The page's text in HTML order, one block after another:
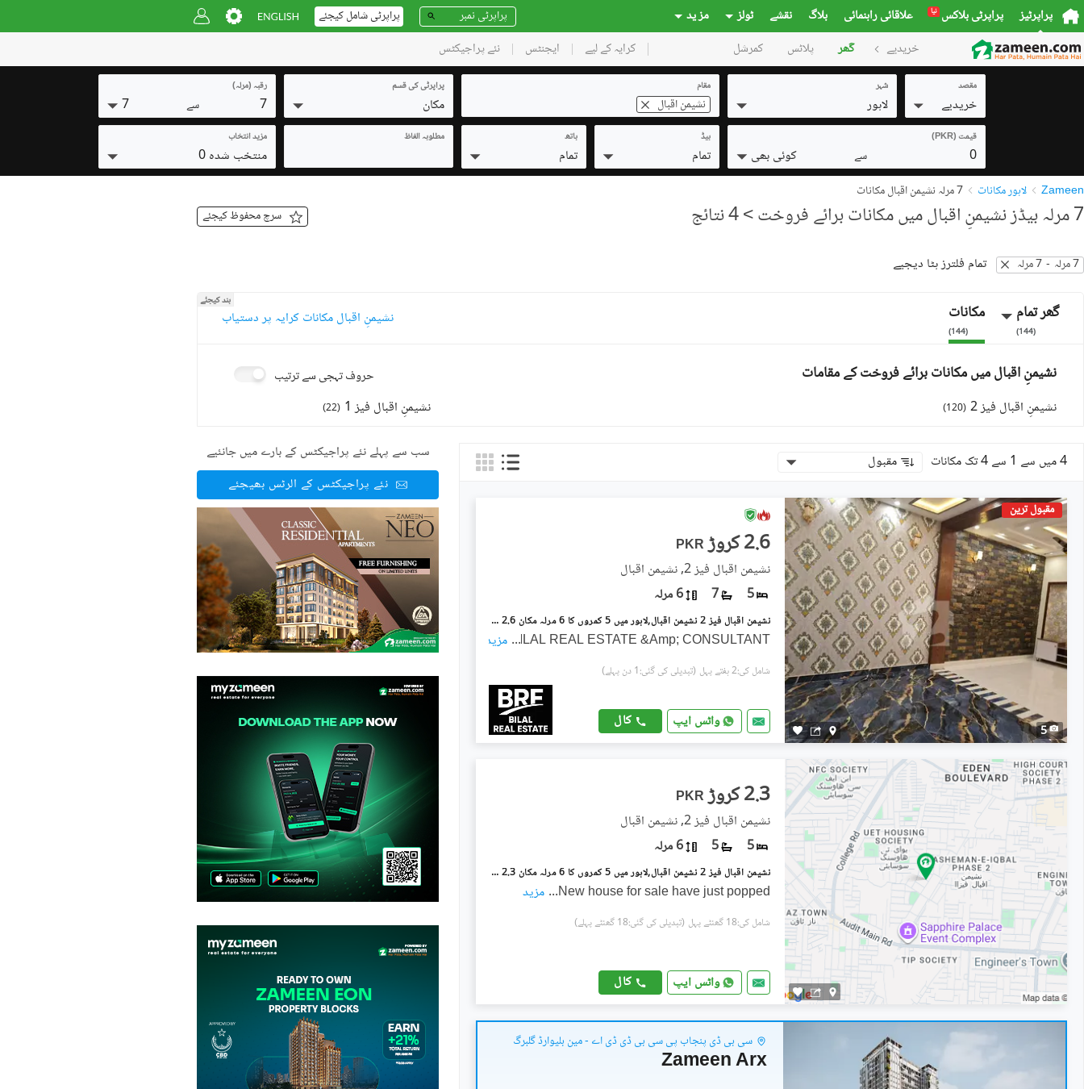
پراپرٹیز پراپرٹی بلاکس نیا علاقائی راہنمائی بلاگ نقشے ٹولز مز ید پراپرٹی شامل کیجئے
خریدیے گھر پلاٹس کمرشل کرایہ کے لیے ایجنٹس نئے پراجیکٹس
مقصد
خریدیے
شہر
لاہور
مقام
نشیمنِ اقبال
پراپرٹی کی قسم
مکان
رقبہ (مرلہ)
7 سے 7
قیمت (PKR)
0 سے کوئی بھی
بیڈ
تمام
باتھ
تمام
مطلوبہ الفاظ مزید انتخاب
منتخب شدہ 0
Zameen لاہور مکانات 7 مرلہ نشیمنِ اقبال مکانات
7 مرلہ بیڈز نشیمنِ اقبال میں مکانات برائے فروخت > 4 نتائج سرچ محفوظ کیجئے
7 مرلہ - 7 مرلہ تمام فلترز ہٹا دیجیے
گھر تمام
(
144
)
مکانات
(
144
)
نشیمنِ اقبال مکانات کرایہ پر دستیاب
بند کیجئے
نشیمنِ اقبال میں مکانات برائے فروخت کے مقامات حروف تہجی سے ترتیب
نشیمنِ اقبال فیز 2 (
120
) نشیمنِ اقبال فیز 1 (
22
)
4 میں سے 1 سے 4 تک مکانات مقبول
مقبول ترین
5
PKR 2.6 کروڑ
نشیمنِ اقبال فیز 2, نشیمنِ اقبال
5
7 6 مرلہ
نشیمنِ اقبال فیز 2 نشیمنِ اقبال,لاہور میں 5 کمروں کا 6 مرلہ مکان 2.6 کروڑ میں برائے فروخت۔
BILAL REAL ESTATE &Amp; CONSULTANT
... مزید
شامل کی:2 ہفتے پہل (تبدیلی کی گئی:1 دن پہلے)
واٹس ایپ کال
PKR 2.3 کروڑ
نشیمنِ اقبال فیز 2, نشیمنِ اقبال
5
5 6 مرلہ
نشیمنِ اقبال فیز 2 نشیمنِ اقبال,لاہور میں 5 کمروں کا 6 مرلہ مکان 2.3 کروڑ میں برائے فروخت۔
New house for sale have just popped
... مزید
شامل کی:18 گھنٹے پہل (تبدیلی کی گئی:18 گھنٹے پہلے)
واٹس ایپ کال
سی بی ڈی پنجاب پی سی بی ڈی ڈی اے - مین بلیوارڈ گلبرگ
Zameen Arx
سب سے پہلے نئے پراجیکٹس کے بارے میں جانئیے
نئے پراجیکٹس کے الرٹس بھیجئے